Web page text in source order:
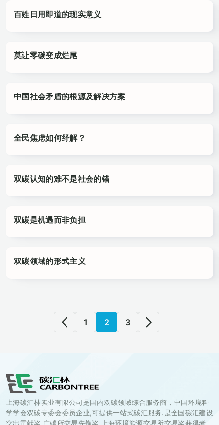
百姓日用即道的现实意义
莫让零碳变成烂尾
中国社会矛盾的根源及解决方案
全民焦虑如何纾解？
双碳认知的难不是社会的错
双碳是机遇而非负担
双碳领域的形式主义
1 2 3
上海碳汇林实业有限公司是国内双碳领域综合服务商，中国环境科
学学会双碳专委会委员企业,可提供一站式碳汇服务.是全国碳汇建设
突出贡献奖,广碳所交易先锋奖,上海环境能源交易所交易奖获得者.